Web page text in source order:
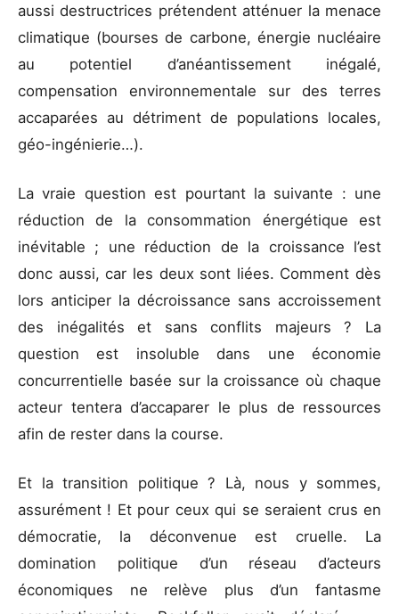
aussi destructrices prétendent atténuer la menace
climatique (bourses de carbone, énergie nucléaire
au potentiel d’anéantissement inégalé,
compensation environnementale sur des terres
accaparées au détriment de populations locales,
géo-ingénierie…).
La vraie question est pourtant la suivante : une
réduction de la consommation énergétique est
inévitable ; une réduction de la croissance l’est
donc aussi, car les deux sont liées. Comment dès
lors anticiper la décroissance sans accroissement
des inégalités et sans conflits majeurs ? La
question est insoluble dans une économie
concurrentielle basée sur la croissance où chaque
acteur tentera d’accaparer le plus de ressources
afin de rester dans la course.
Et la transition politique ? Là, nous y sommes,
assurément ! Et pour ceux qui se seraient crus en
démocratie, la déconvenue est cruelle. La
domination politique d’un réseau d’acteurs
économiques ne relève plus d’un fantasme